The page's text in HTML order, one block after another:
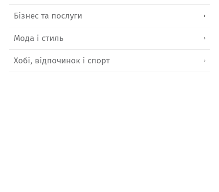
Бізнес та послуги
Мода і стиль
Хобі, відпочинок і спорт